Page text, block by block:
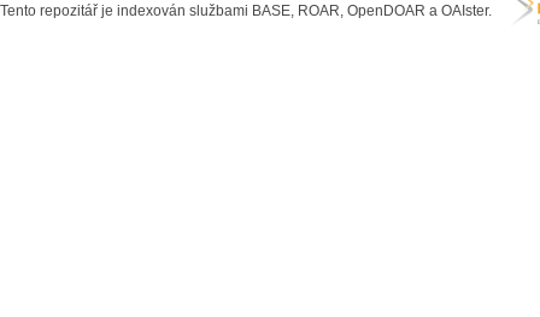
Tento repozitář je indexován službami BASE, ROAR, OpenDOAR a OAIster.